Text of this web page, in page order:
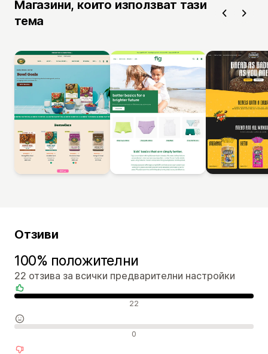
Магазини, които използват тази
тема
Отзиви
100% положителни
22 отзива за всички предварителни настройки
Положителни отзиви 22
Неутрални отзиви 0